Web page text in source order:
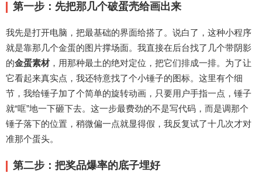
第一步：先把那几个破蛋壳给画出来
我先是打开电脑，把最基础的界面给搭了。说白了，这种小程序
就是靠那几个金蛋的图片撑场面。我直接在后台找了几个带阴影
的金蛋素材，用那种最土的绝对定位，把它们排成一排。为了让
它看起来真实点，我还特意找了个小锤子的图标。这里有个细
节，我给锤子加了个简单的旋转动画，只要用户手指一点，锤子
就“哐”地一下砸下去。这一步最费劲的不是写代码，而是调那个
锤子落下的位置，稍微偏一点就显得假，我反复试了十几次才对
准那个蛋头。
第二步：把奖品爆率的底子埋好